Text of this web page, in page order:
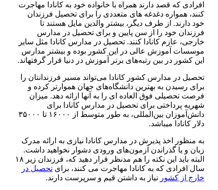
افرادی که قصد دارند همراه با خانواده خود به کانادا مهاجرت
کنند، همواره دغدغه های متعددی را برای تحصیل فرزندان
خود دارند. از طرف دیگر، بیشتر والدین مایل هستند تا
فرزندان خود را از سن پایین و برای تحصیل در مدارس
خارجی، عازم کانادا کنند. تحصیل در مدارس کانادا مثل سایر
موسسات آموزش عالی در این کشور بوده و بیشتر مدارس
این کشور در بین رتبه‌های برتر آموزش در دنیا قرار گرفته­اند.
تحصیل در مدارس کشور کانادا می‌تواند مسیر فرزندانتان را
برای رسیدن به بهترین دانشگاه‌های جهان هموارتر کرده و
فرصت تحصیلی فوق العاده ای را به آن­ها ارائه دهد. میزان
شهریه پرداختی برای تحصیل در مدارس کانادا برای
دانش‌آموزان بین‌المللی، به ‌طور متوسط از ۱۶۰۰۰ تا ۳۵۰۰۰
دلار کانادا می­باشد.
به منظور اخذ پذیرش در مدارس کانادا نیازی به ارائه مدرک
زبان و یا گذراندن آزمون‌های ورودی دشوار نخواهید داشت.
البته باید این نکته را هم مدنظر قرار دهید که، فرزندان زیر ۱۸
سال افرادی که به کانادا مهاجرت می کنند، برای تحصیل در
خارج از کشور نیاز به داشتن قیم و سرپرست دارند.